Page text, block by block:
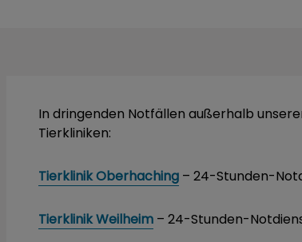
In dringenden Notfällen außerhalb
Tierkliniken:
Tierklinik Oberhaching – 24-Stunden-
Tierklinik Weilheim – 24-Stunden-